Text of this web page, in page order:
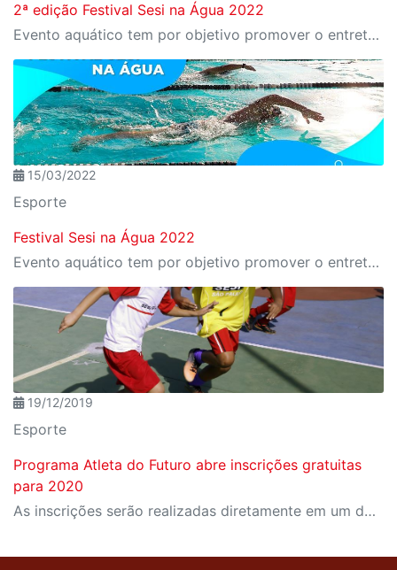
2ª edição Festival Sesi na Água 2022
Evento aquático tem por objetivo promover o entretenimento, lazer e atividade física por meio da natação, de forma inclusiva e democrática
15/03/2022
Esporte
Festival Sesi na Água 2022
Evento aquático tem por objetivo promover o entretenimento, lazer e atividade física por meio da natação, de forma inclusiva e democrática.
19/12/2019
Esporte
Programa Atleta do Futuro abre inscrições gratuitas
para 2020
As inscrições serão realizadas diretamente em um dos Centros de Atividades do Sesi-SP, onde o interessado poderá obter mais informações sobre o programa